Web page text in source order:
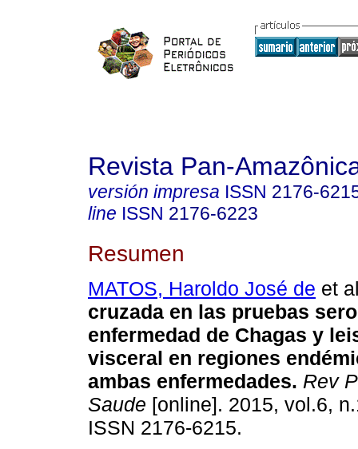
Revista Pan-
versión impresa ISSN 2176-
line ISSN 2176-6223
Resumen
MATOS, Haroldo José de et
cruzada en las pruebas
enfermedad de Chagas y
visceral en regiones
ambas enfermedades. Rev
Saude [online]. 2015, vol.6,
ISSN 2176-6215.